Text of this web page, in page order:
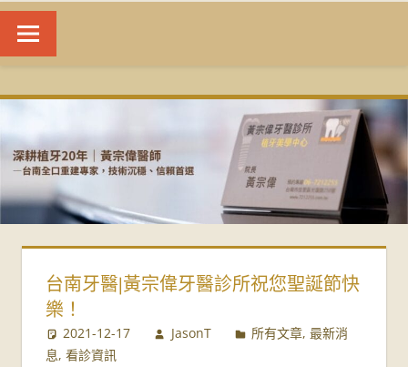
台
南
植
牙
|
黃
宗
台南牙醫|黃宗偉牙醫診所祝您聖誕節快
樂！
2021-12-17 JasonT 所有文章,最新消
息, 看診資訊